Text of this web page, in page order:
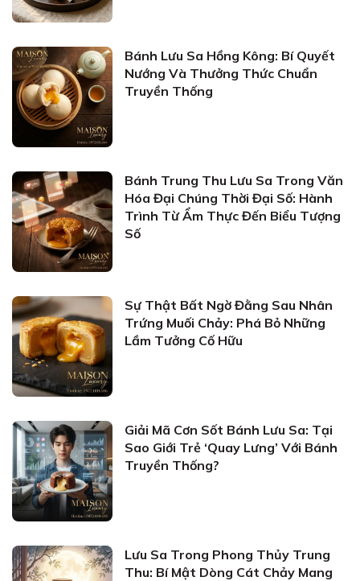
Bánh Lưu Sa Hồng Kông: Bí Quyết
Nướng Và Thưởng Thức Chuẩn
Truyền Thống
Bánh Trung Thu Lưu Sa Trong Văn
Hóa Đại Chúng Thời Đại Số: Hành
Trình Từ Ẩm Thực Đến Biểu Tượng
Số
Sự Thật Bất Ngờ Đằng Sau Nhân
Trứng Muối Chảy: Phá Bỏ Những
Lầm Tưởng Cố Hữu
Giải Mã Cơn Sốt Bánh Lưu Sa: Tại
Sao Giới Trẻ ‘Quay Lưng’ Với Bánh
Truyền Thống?
Lưu Sa Trong Phong Thủy Trung
Thu: Bí Mật Dòng Cát Chảy Mang